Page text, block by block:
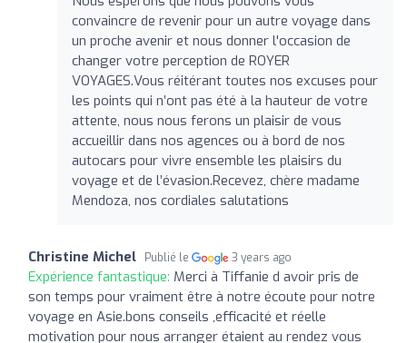
convaincre de revenir pour un autre voyage dans
un proche avenir et nous donner l'occasion de
changer votre perception de ROYER
VOYAGES.Vous réitérant toutes nos excuses pour
les points qui n’ont pas été à la hauteur de votre
attente, nous nous ferons un plaisir de vous
accueillir dans nos agences ou à bord de nos
autocars pour vivre ensemble les plaisirs du
voyage et de l’évasion.Recevez, chère madame
Mendoza, nos cordiales salutations
Christine Michel Publié le 3 years ago
Expérience fantastique: Merci à Tiffanie d avoir pris de
son temps pour vraiment être à notre écoute pour notre
voyage en Asie.bons conseils ,efficacité et réelle
motivation pour nous arranger étaient au rendez vous